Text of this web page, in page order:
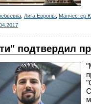
Лига Европы Манчестер
подтвердил